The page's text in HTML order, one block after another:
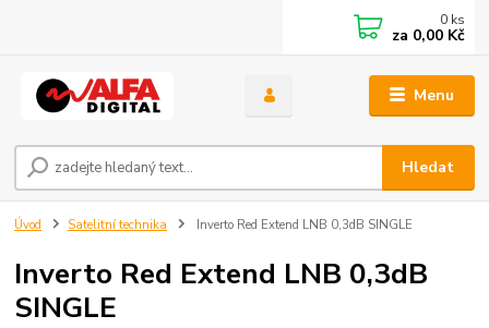
Menu
Hledat
0 ks
za 0,00 Kč
Úvod Satelitní technika Inverto Red Extend LNB 0,3dB SINGLE
Inverto Red Extend LNB 0,3dB
SINGLE